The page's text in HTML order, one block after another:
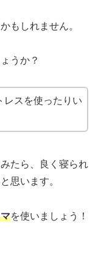
もしれません。
うか？
レスを使ったりい
たら、良く寝られ
思います。
を使いましょう！